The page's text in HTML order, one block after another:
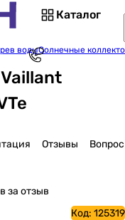
Каталог
водыСолнечные
Отзывы
за отзыв
Код: 125319